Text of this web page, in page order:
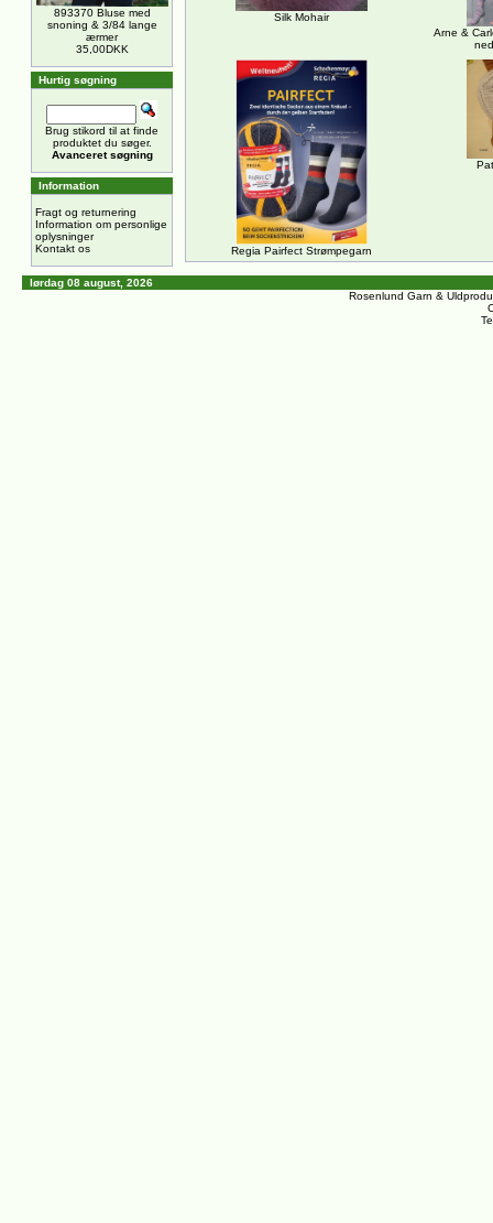
893370 Bluse med
snoning & 3/84 lange
ærmer
35,00DKK
Hurtig søgning
Brug stikord til at finde
produktet du søger.
Avanceret søgning
Information
Fragt og returnering
Information om personlige
oplysninger
Kontakt os
Silk Mohair
Arne &
Regia Pairfect Strømpegarn
lørdag 08 august, 2026
Rosenlund Garn &